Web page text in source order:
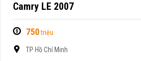
Camry LE 2007
750triệu
TP Hồ Chí Minh